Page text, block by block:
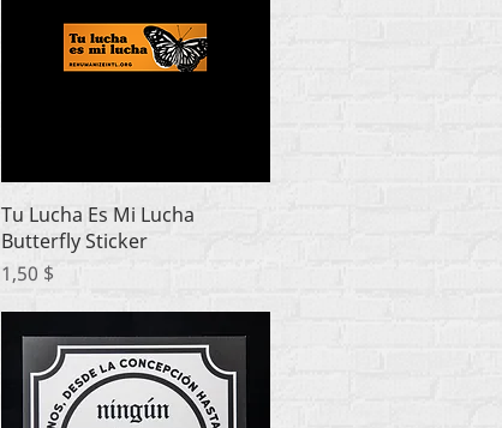
Быстрый просмотр
Tu Lucha Es Mi Lucha
Butterfly Sticker
Цена
1,50 $